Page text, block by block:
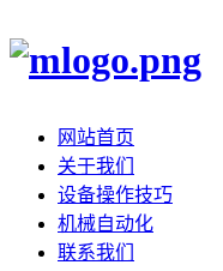
网站首页
关于我们
设备操作技巧
机械自动化
联系我们